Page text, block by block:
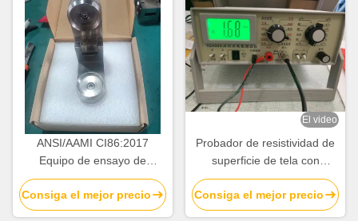
ANSI/AAMI CI86:2017
Equipo de ensayo de
laboratorio de pinzas de
ensayo de mordedura de
acero inoxidable
Consiga el mejor precio
El video
Probador de resistividad de
superficie de tela con
pantalla digital EN 1149-1 /
EN 1149-2 AATCC 76
Consiga el mejor precio